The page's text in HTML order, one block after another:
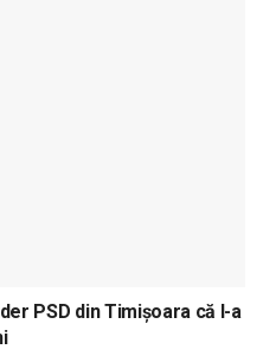
PSD din Timișoara că l-a